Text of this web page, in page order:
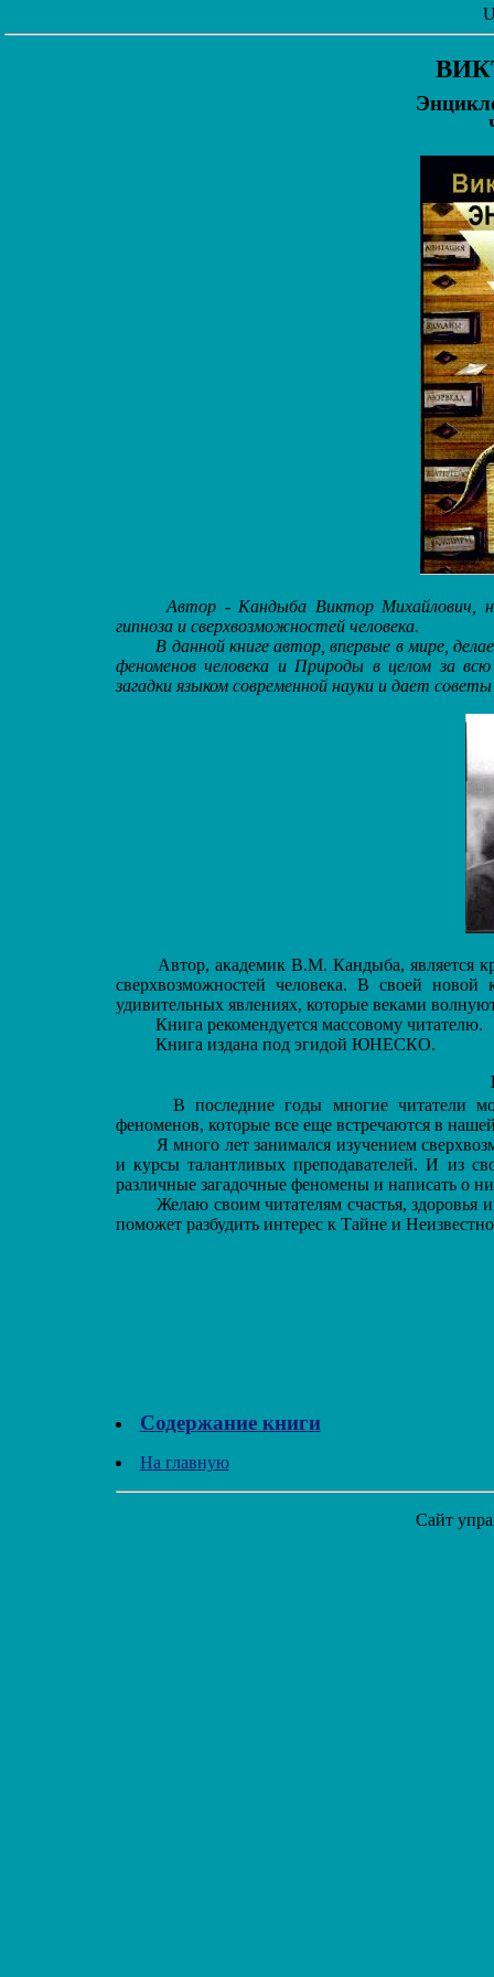
Автор - Кандыба Виктор Михайлович,
гипноза и сверхвозможностей человека.
В данной книге автор, впервые в мире,
феноменов человека и Природы в целом за
загадки языком современной науки и дает
Автор, академик В.М. Кандыба, является
сверхвозможностей человека. В своей
удивительных явлениях, которые веками
Книга рекомендуется массовому читателю.
Книга издана под эгидой ЮНЕСКО.
В последние годы многие читатели
феноменов, которые все еще встречаются в
Я много лет занимался изучением
и курсы талантливых преподавателей. И из
различные загадочные феномены и написать о
Желаю своим читателям счастья, здоровья
поможет разбудить интерес к Тайне и
Содержание книги
На главную
Сайт